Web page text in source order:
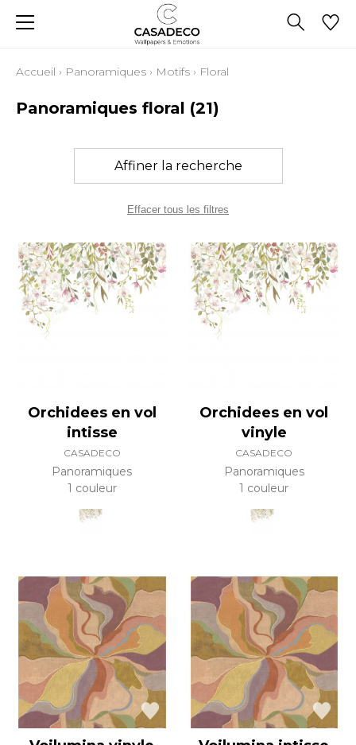
Accueil › Panoramiques › Motifs › Floral
Panoramiques floral (21)
Affiner la recherche
Effacer tous les filtres
Orchidees en vol
intisse
CASADECO
Panoramiques
1 couleur
Orchidees en vol
vinyle
CASADECO
Panoramiques
1 couleur